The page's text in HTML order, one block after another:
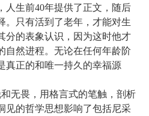
人生前40年提供了正文，随后
。只有活到了老年，才能对生
分的表象认识，因为这时他才
自然进程。无论在任何年龄阶
真正的和唯一持久的幸福源
无畏，用格言式的笔触，剖析
见的哲学思想影响了包括尼采